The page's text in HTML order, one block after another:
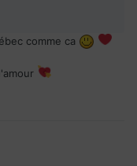
d'état".
comme ca